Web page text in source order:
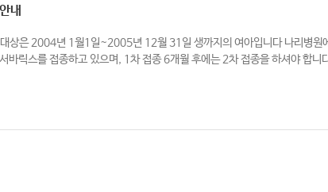
내
상은 2004년 1월1일~2005년 12월 31일 생까지의 여아입니다 나리병원
바릭스를 접종하고 있으며, 1차 접종 6개월 후에는 2차 접종을 하셔야 합니